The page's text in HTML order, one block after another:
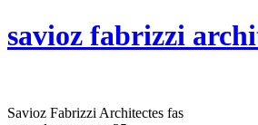
savioz fabrizzi
Savioz Fabrizzi Architectes fas